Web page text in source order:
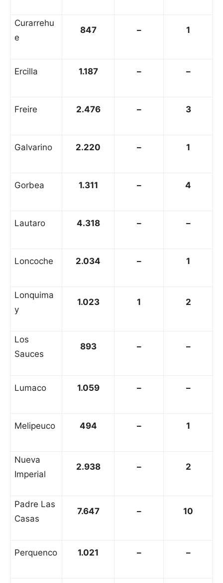
Curarrehu
e
847 – 1
Ercilla 1.187 – –
Freire 2.476 – 3
Galvarino 2.220 – 1
Gorbea 1.311 – 4
Lautaro 4.318 – –
Loncoche 2.034 – 1
Lonquima
y
1.023 1 2
Los
Sauces
893 – –
Lumaco 1.059 – –
Melipeuco 494 – 1
Nueva
Imperial
2.938 – 2
Padre Las
Casas
7.647 – 10
Perquenco 1.021 – –